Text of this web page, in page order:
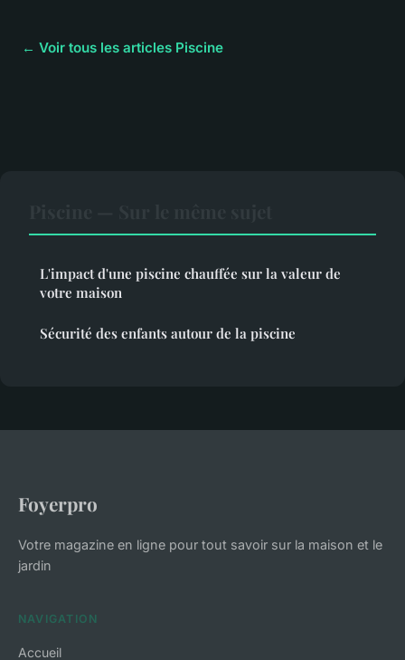
← Voir tous les articles Piscine
L'impact d'une piscine chauffée sur la valeur de
votre maison
Sécurité des enfants autour de la piscine
Foyerpro
Votre magazine en ligne pour tout savoir sur la maison et le
jardin
NAVIGATION
Accueil